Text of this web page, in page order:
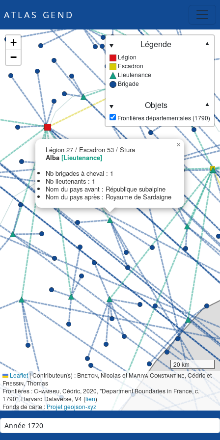
ATLAS GEND
Légion 27 / Escadron 53 / Stura
Alba [Lieutenance]
Nb brigades à cheval : 1
Nb lieutenants : 1
Nom du pays avant : République subalpine
Nom du pays après : Royaume de Sardaigne
×
+
−
Légende
▼
Légion
Escadron
Lieutenance
Brigade
Objets
▼
Frontières départementales (1790)
20 km
Leaflet|Contributeur(s) : Breton, Nicolas etMariya Constantine, Cédric et
Fressin, Thomas
Frontières :Chambru, Cédric, 2020, "Department Boundaries in France, c.
1790", Harvard Dataverse, V4 (lien)
Fonds de carte :Projet geojson-xyz